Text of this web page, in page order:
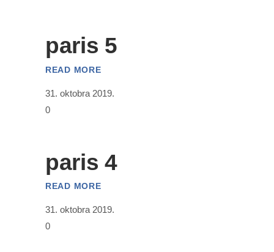
paris 5
READ MORE
31. oktobra 2019.
0
paris 4
READ MORE
31. oktobra 2019.
0